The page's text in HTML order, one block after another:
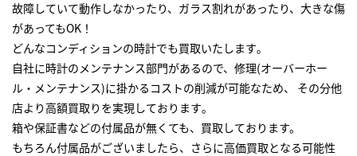
故障していて動作しなかったり、ガラス割れがあったり、大きな傷
があってもOK！
どんなコンディションの時計でも買取いたします｡
自社に時計のメンテナンス部門があるので、修理(オーバーホー
ル・メンテナンス)に掛かるコストの削減が可能なため、 その分他
店より高額買取りを実現しております｡
箱や保証書などの付属品が無くても、買取しております。
もちろん付属品がございましたら、さらに高価買取となる可能性